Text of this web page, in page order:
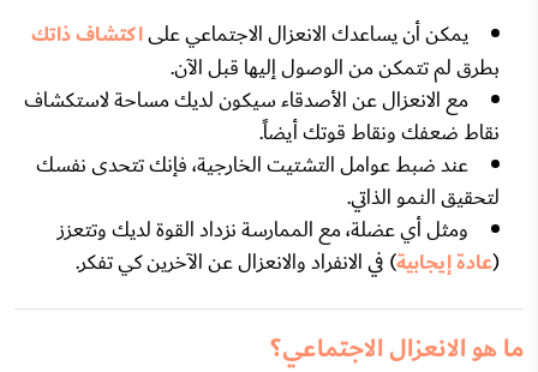
يمكن أن يساعدك الانعزال الاجتماعي علىاكتشاف ذاتك
بطرق لم تتمكن من الوصول إليها قبل الآن.
مع الانعزال عن الأصدقاء سيكون لديك مساحة لاستكشاف
نقاط ضعفك ونقاط قوتك أيضاً.
عند ضبط عوامل التشتيت الخارجية، فإنك تتحدى نفسك
لتحقيق النمو الذاتي.
ومثل أي عضلة، مع الممارسة نزداد القوة لديك وتتعزز
(عادة إيجابية) في الانفراد والانعزال عن الآخرين كي تفكر.
ما هو الانعزال الاجتماعي؟